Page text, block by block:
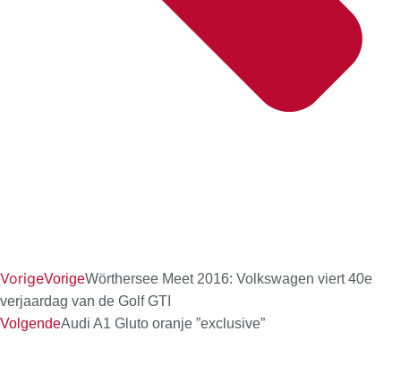
VorigeVorigeWörthersee Meet 2016: Volkswagen viert 40e
verjaardag van de Golf GTI
VolgendeAudi A1 Gluto oranje ”exclusive”